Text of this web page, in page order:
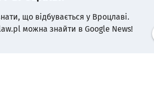
що відбувається у Вроцлаві.
можна знайти в Google News!